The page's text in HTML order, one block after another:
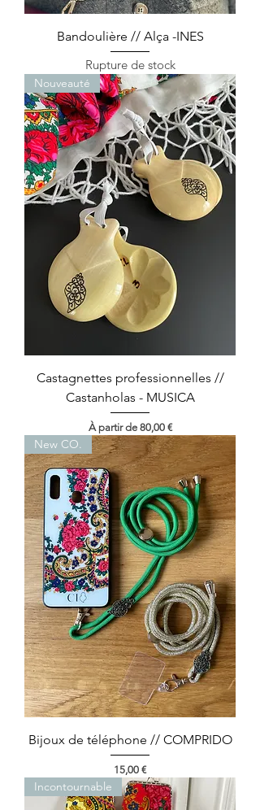
Bandoulière // Alça -INES
Rupture de stock
Nouveauté
Castagnettes professionnelles //
Castanholas - MUSICA
À partir de 80,00 €
Prix promotionnel
New CO.
Bijoux de téléphone // COMPRIDO
Prix
15,00 €
Incontournable